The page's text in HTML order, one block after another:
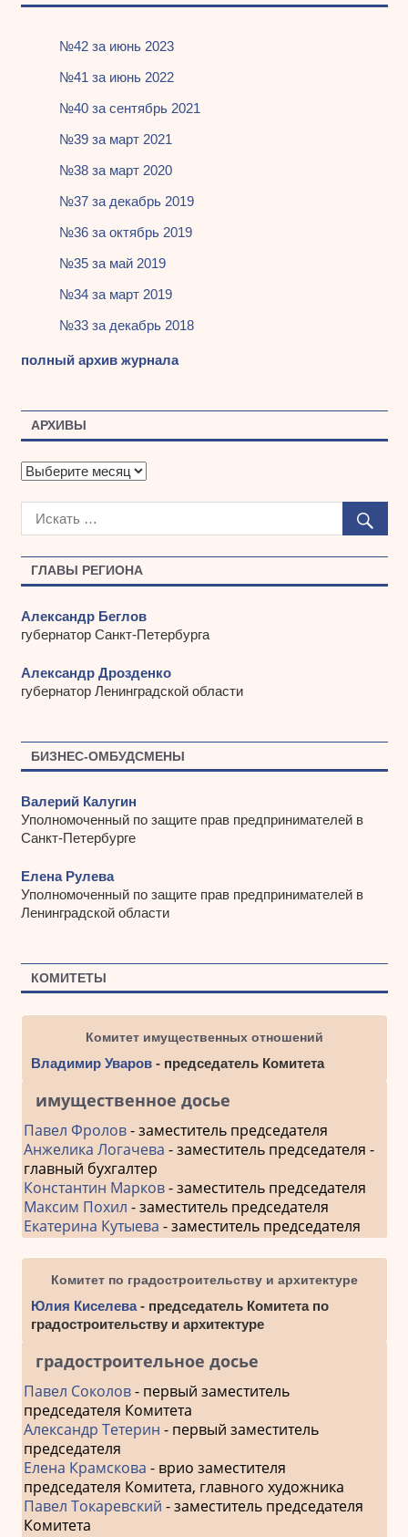
ГЛАВЫ РЕГИОНА
Александр Беглов
губернатор Санкт-Петербурга
Александр Дрозденко
губернатор Ленинградской области
БИЗНЕС-ОМБУДСМЕНЫ
Валерий Калугин
Уполномоченный по защите прав предпринимателей в
Санкт-Петербурге
Елена Рулева
Уполномоченный по защите прав предпринимателей в
Ленинградской области
КОМИТЕТЫ
Комитет имущественных отношений
Владимир Уваров- председатель Комитета
имущественное досье
Павел Фролов- заместитель председателя
Анжелика Логачева - заместитель председателя -
главный бухгалтер
Константин Марков- заместитель председателя
Максим Похил - заместитель председателя
Екатерина Кутыева - заместитель председателя
Комитет по градостроительству и архитектуре
Юлия Киселева- председатель Комитета по
градостроительству и архитектуре
градостроительное досье
Павел Соколов- первый заместитель
председателя Комитета
Александр Тетерин - первый заместитель
председателя
Елена Крамскова - врио заместителя
председателя Комитета, главного художника
Павел Токаревский - заместитель председателя
Комитета
№42 за июнь 2023
№41 за июнь 2022
№40 за сентябрь 2021
№39 за март 2021
№38 за март 2020
№37 за декабрь 2019
№36 за октябрь 2019
№35 за май 2019
№34 за март 2019
№33 за декабрь 2018
полный архив журнала
АРХИВЫ
А
х
ы